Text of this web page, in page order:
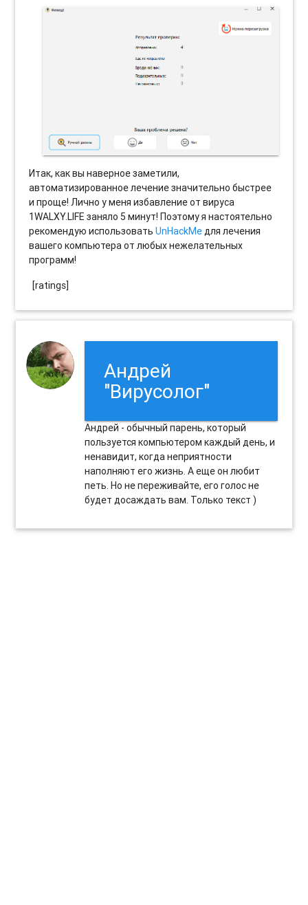
Итак, как вы наверное заметили,
автоматизированное лечение значительно быстрее
и проще! Лично у меня избавление от вируса
1WALXY.LIFE заняло 5 минут! Поэтому я настоятельно
рекомендую использоватьUnHackMeдля лечения
вашего компьютера от любых нежелательных
программ!
[ratings]
Андрей
"Вирусолог"
Андрей - обычный парень, который
пользуется компьютером каждый день, и
ненавидит, когда неприятности
наполняют его жизнь. А еще он любит
петь. Но не переживайте, его голос не
будет досаждать вам. Только текст )